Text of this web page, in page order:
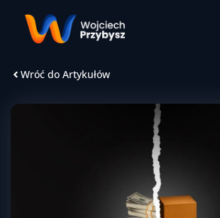
Wróć do Artykułów